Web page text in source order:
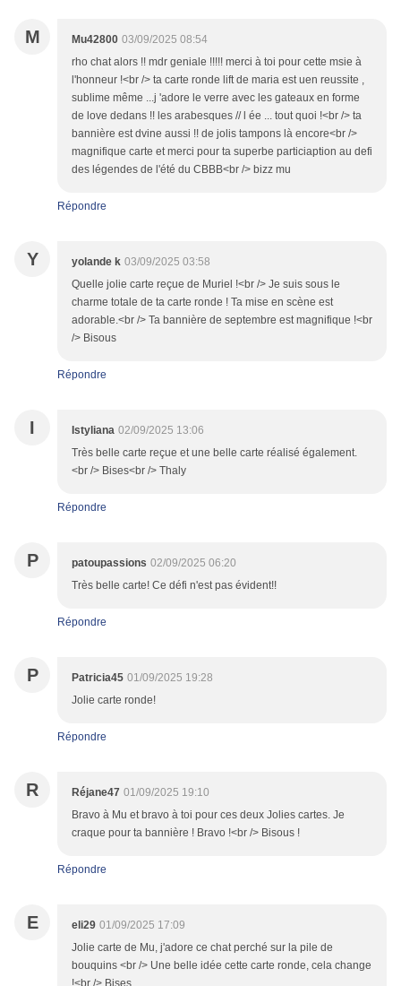
M Mu42800 03/09/2025 08:54
rho chat alors !! mdr geniale !!!!! merci à toi pour cette msie à
l'honneur !<br /> ta carte ronde lift de maria est uen reussite ,
sublime même ...j 'adore le verre avec les gateaux en forme
de love dedans !! les arabesques // l ée ... tout quoi !<br /> ta
bannière est dvine aussi !! de jolis tampons là encore<br />
magnifique carte et merci pour ta superbe particiaption au defi
des légendes de l'été du CBBB<br /> bizz mu
Répondre
Y yolande k 03/09/2025 03:58
Quelle jolie carte reçue de Muriel !<br /> Je suis sous le
charme totale de ta carte ronde ! Ta mise en scène est
adorable.<br /> Ta bannière de septembre est magnifique !<br
/> Bisous
Répondre
I Istyliana 02/09/2025 13:06
Très belle carte reçue et une belle carte réalisé également.
<br /> Bises<br /> Thaly
Répondre
P patoupassions 02/09/2025 06:20
Très belle carte! Ce défi n'est pas évident!!
Répondre
P Patricia45 01/09/2025 19:28
Jolie carte ronde!
Répondre
R Réjane47 01/09/2025 19:10
Bravo à Mu et bravo à toi pour ces deux Jolies cartes. Je
craque pour ta bannière ! Bravo !<br /> Bisous !
Répondre
E eli29 01/09/2025 17:09
Jolie carte de Mu, j'adore ce chat perché sur la pile de
bouquins <br /> Une belle idée cette carte ronde, cela change
!<br /> Bises